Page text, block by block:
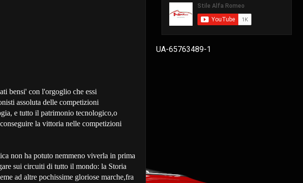
bensi' con l'orgoglio che essi
assoluta delle competizioni
e tutto il patrimonio tecnologico,o
la vittoria nelle competizioni
non ha potuto nemmeno viverla in prima
sui circuiti di tutto il mondo: la Storia
ad altre pochissime gloriose marche,fra
UA-65763489-1